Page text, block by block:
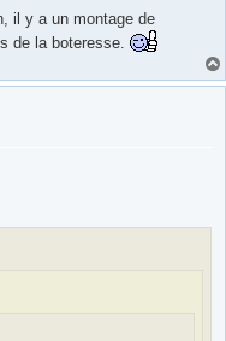
il y a un montage de
de la boteresse.